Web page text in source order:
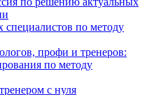
по методу
профи и тренеров:
по методу
с нуля